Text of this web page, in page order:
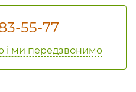
55-77
і ми передзвонимо